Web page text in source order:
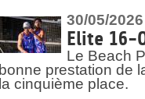
30/05/2026
Elite 16-
Le Beach
bonne prestation de
la cinquième place.